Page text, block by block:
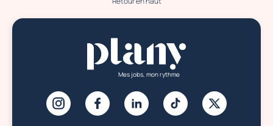
Mes jobs, mon rythme